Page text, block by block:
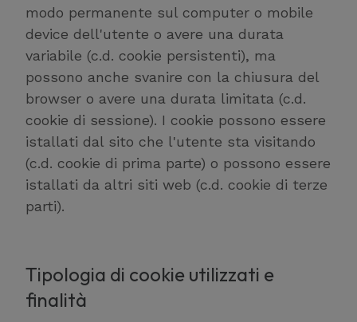
modo permanente sul computer o mobile
device dell'utente o avere una durata
variabile (c.d. cookie persistenti), ma
possono anche svanire con la chiusura del
browser o avere una durata limitata (c.d.
cookie di sessione). I cookie possono essere
istallati dal sito che l'utente sta visitando
(c.d. cookie di prima parte) o possono essere
istallati da altri siti web (c.d. cookie di terze
parti).
Tipologia di cookie utilizzati e
finalità